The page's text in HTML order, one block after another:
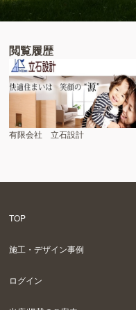
閲覧履歴
有限会社 立石設計
TOP
施工・デザイン事例
ログイン